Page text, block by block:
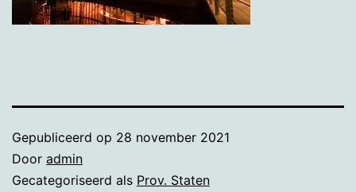
Gepubliceerd op 28 november 2021
Door admin
Gecategoriseerd als Prov. Staten